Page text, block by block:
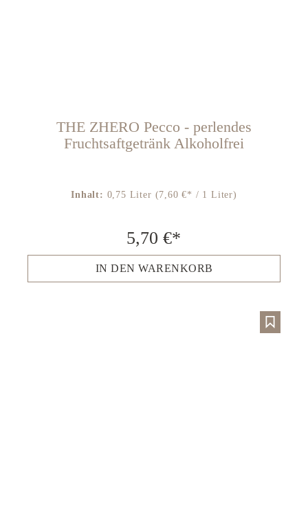
THE ZHERO Pecco - perlendes
Fruchtsaftgetränk Alkoholfrei
Inhalt: 0,75 Liter (7,60 €* / 1 Liter)
5,70 €*
IN DEN WARENKORB